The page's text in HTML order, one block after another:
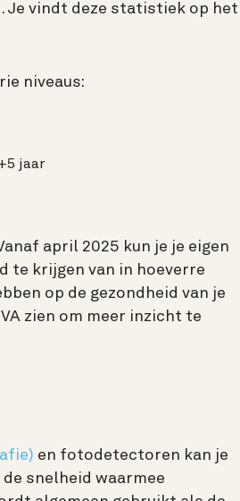
Je vindt deze statistiek op het
niveaus:
jaar
april 2025 kun je je eigen
te krijgen van in hoeverre
op de gezondheid van je
zien om meer inzicht te
en fotodetectoren kan je
snelheid waarmee